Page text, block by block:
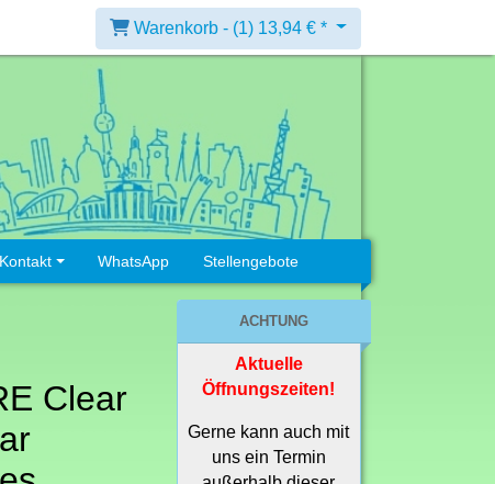
Warenkorb - (1) 13,94 € *
Kontakt WhatsApp Stellengebote
Clear
ACHTUNG
Aktuelle
Öffnungszeiten!
Gerne kann auch mit
uns ein Termin